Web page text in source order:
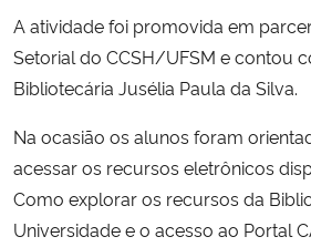
Ministério do Desenvolvimento Regional
Ministério da Mulher, da Família e dos Direitos
Secretaria-Geral
A atividade foi promovida em
Setorial do CCSH/UFSM e contou
Bibliotecária Jusélia Paula da Silva.
Na ocasião os alunos foram
acessar os recursos eletrônicos
Como explorar os recursos da
Universidade e o acesso ao Portal